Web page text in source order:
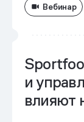
Вебинар
и
влияют